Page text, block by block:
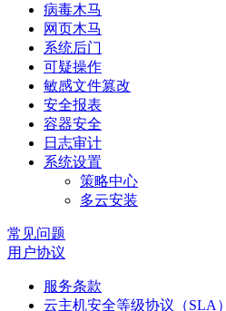
病毒木马
网页木马
系统后门
可疑操作
敏感文件篡改
安全报表
容器安全
日志审计
系统设置
策略中心
多云安装
常见问题
用户协议
服务条款
云主机安全等级协议（SLA）